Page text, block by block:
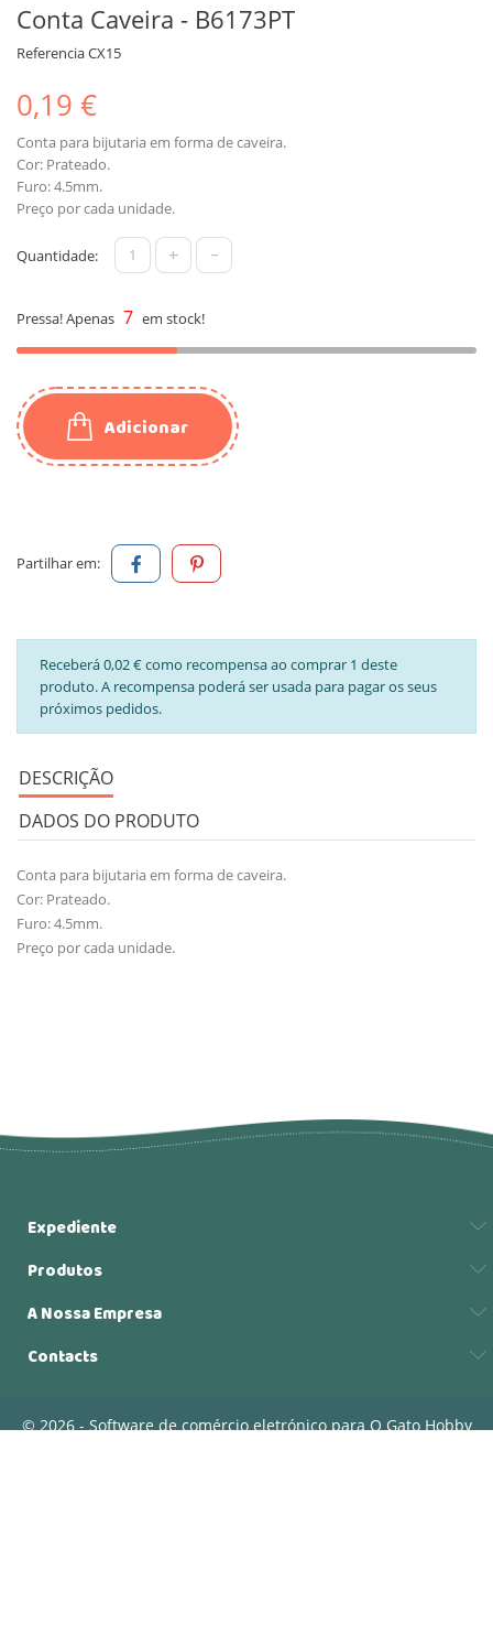
Conta Caveira - B6173PT
ReferenciaCX15
0,19 €
Conta para bijutaria em forma de caveira.
Cor: Prateado.
Furo: 4.5mm.
Preço por cada unidade.
Quantidade: + -
Pressa! Apenas 7 em stock!
Adicionar
Partilhar em:
Receberá 0,02 € como recompensa ao comprar 1 deste
produto. A recompensa poderá ser usada para pagar os seus
próximos pedidos.
DESCRIÇÃO
DADOS DO PRODUTO
Conta para bijutaria em forma de caveira.
Cor: Prateado.
Furo: 4.5mm.
Preço por cada unidade.
Expediente
Produtos
A Nossa Empresa
Contacts
© 2026 - Software de comércio eletrónico para O Gato Hobby